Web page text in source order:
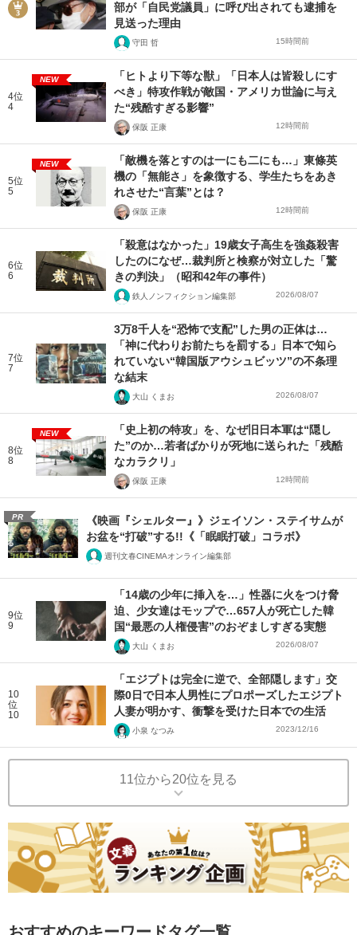
部が「自民党議員」に呼び出されても逮捕を
見送った理由
守田 哲 15時間前
4位
4
NEW
「ヒトより下等な獣」「日本人は皆殺しにす
べき」特攻作戦が敵国・アメリカ世論に与え
た“残酷すぎる影響”
保阪 正康 12時間前
5位
5
NEW
「敵機を落とすのは一にも二にも…」東條英
機の「無能さ」を象徴する、学生たちをあき
れさせた“言葉”とは？
保阪 正康 12時間前
6位
6
「殺意はなかった」19歳女子高生を強姦殺害
したのになぜ…裁判所と検察が対立した「驚
きの判決」（昭和42年の事件）
鉄人ノンフィクション編集部 2026/08/07
7位
7
3万8千人を“恐怖で支配”した男の正体は…
「神に代わりお前たちを罰する」日本で知ら
れていない“韓国版アウシュビッツ”の不条理
な結末
大山 くまお 2026/08/07
8位
8
NEW
「史上初の特攻」を、なぜ旧日本軍は“隠し
た”のか…若者ばかりが死地に送られた「残酷
なカラクリ」
保阪 正康 12時間前
PR
《映画『シェルター』》ジェイソン・ステイサムが
お盆を“打破”する!!《「眠眠打破」コラボ》
週刊文春CINEMAオンライン編集部
9位
9
「14歳の少年に挿入を…」性器に火をつけ脅
迫、少女達はモップで…657人が死亡した韓
国“最悪の人権侵害”のおぞましすぎる実態
大山 くまお 2026/08/07
10
位
10
「エジプトは完全に逆で、全部隠します」交
際0日で日本人男性にプロポーズしたエジプト
人妻が明かす、衝撃を受けた日本での生活
小泉 なつみ 2023/12/16
11位から20位を見る